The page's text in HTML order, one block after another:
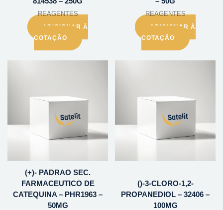
REAGENTES
ADICIONAR À
COTAÇÃO
REAGENTES
ADICIONAR À
COTAÇÃO
(+)- PADRAO SEC.
FARMACEUTICO DE
CATEQUINA – PHR1963 –
50MG
()-3-CLORO-1,2-
PROPANEDIOL – 32406 –
100MG